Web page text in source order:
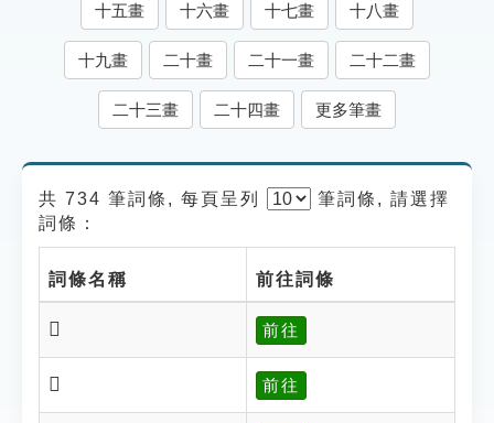
遊戲專區
貓頭鷹博士
十五畫 十六畫 十七畫 十八畫
十九畫 二十畫 二十一畫 二十二畫
二十三畫 二十四畫 更多筆畫
共 734 筆詞條, 每頁呈列 筆詞條, 請選擇
詞條：
詞條名稱 前往詞條
𥌨 前往
𥌩 前往